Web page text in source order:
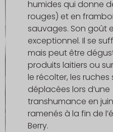
humides qui donne
rouges) et en
sauvages. Son goût
exceptionnel. Il se
mais peut être
produits laitiers ou
le récolter, les ruches
déplacées lors d’une
transhumance en
ramenés à la fin de
Berry.